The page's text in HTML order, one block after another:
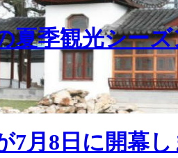
夏季観光シー
7月8日に開幕し